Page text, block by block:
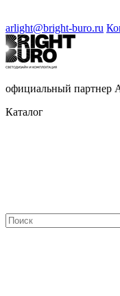
arlight@bright-buro.ru
официальный партнер
Каталог